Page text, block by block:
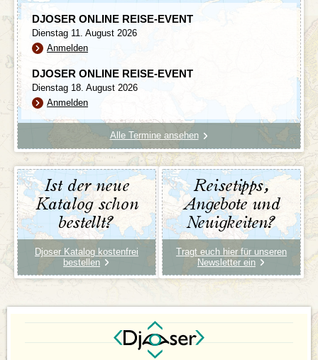
DJOSER ONLINE REISE-EVENT
Dienstag 11. August 2026
Anmelden
DJOSER ONLINE REISE-EVENT
Dienstag 18. August 2026
Anmelden
Alle Termine ansehen
Ist der neue
Katalog schon
bestellt?
Djoser Katalog kostenfrei
bestellen
Reisetipps,
Angebote und
Neuigkeiten?
Tragt euch hier für unseren
Newsletter ein